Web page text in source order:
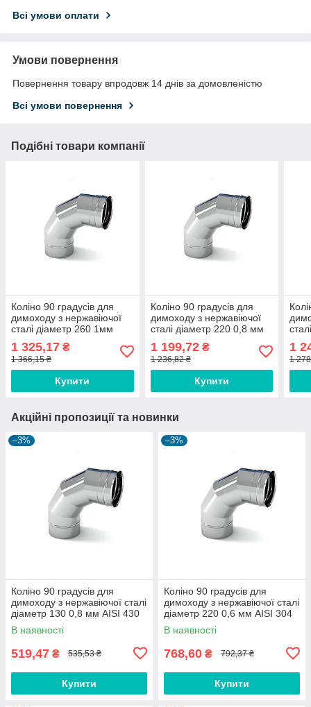
Всі умови оплати
Умови повернення
Повернення товару впродовж 14 днів за домовленістю
Всі умови повернення
Подібні товари компанії
Коліно 90 градусів для
димоходу з нержавіючої
сталі діаметр 260 1мм
1 325,17 ₴
1 366,15 ₴
Купити
Коліно 90 градусів для
димоходу з нержавіючої
сталі діаметр 220 0,8 мм
1 199,72₴
1 236,82 ₴
Купити
1
1
Акційні пропозиції та новинки
–3%
Коліно 90 градусів для
димоходу з нержавіючої сталі
діаметр 130 0,8 мм AISI 430
В наявності
519,47 ₴ 535,53 ₴
Купити
–3%
Коліно 90 градусів для
димоходу з нержавіючої сталі
діаметр 220 0,6 мм AISI 304
В наявності
768,60 ₴ 792,37 ₴
Купити